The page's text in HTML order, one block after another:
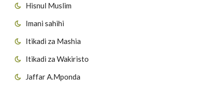
Hisnul Muslim
Imani sahihi
Itikadi za Mashia
Itikadi za Wakiristo
Jaffar A.Mponda